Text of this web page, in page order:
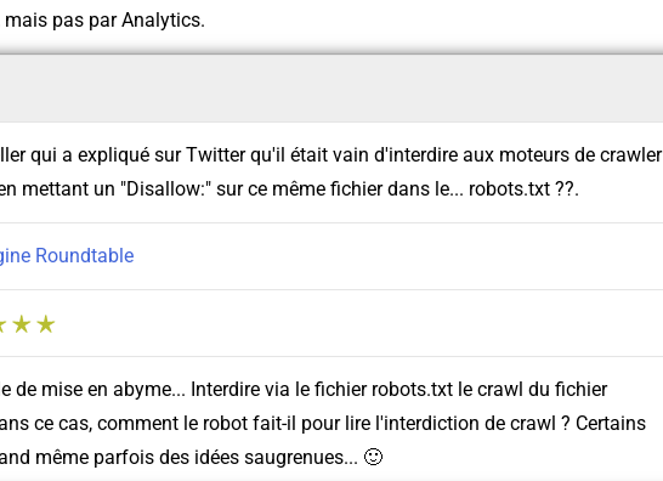
mais pas par Analytics.
qui a expliqué sur Twitter qu'il était vain d'interdire aux moteurs de crawler
mettant un "Disallow:" sur ce même fichier dans le... robots.txt ??.
Roundtable
de mise en abyme... Interdire via le fichier robots.txt le crawl du fichier
ce cas, comment le robot fait-il pour lire l'interdiction de crawl ? Certains
même parfois des idées saugrenues... 🙂